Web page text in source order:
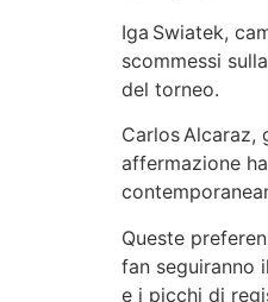
Iga Swiatek,
scommessi
del torneo.
Carlos
affermazione
Queste
fan seguiranno
e i picchi di